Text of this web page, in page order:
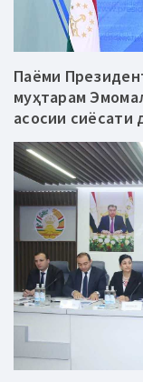
Паёми
муҳтарам
асосии сиёсати